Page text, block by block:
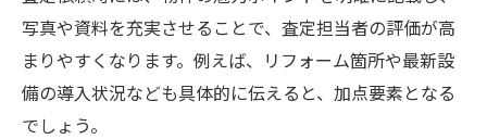
写真や資料を充実させることで、査定担当者の評価が高
まりやすくなります。例えば、リフォーム箇所や最新設
備の導入状況なども具体的に伝えると、加点要素となる
でしょう。